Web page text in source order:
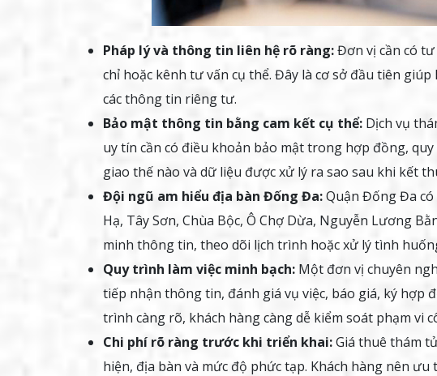
Pháp lý và thông tin liên hệ rõ ràng:Đơn vị cần có
chỉ hoặc kênh tư vấn cụ thể. Đây là cơ sở đầu tiên
các thông tin riêng tư.
Bảo mật thông tin bằng cam kết cụ thể: Dịch vụ
uy tín cần có điều khoản bảo mật trong hợp đồng,
giao thế nào và dữ liệu được xử lý ra sao sau khi kết
Đội ngũ am hiểu địa bàn Đống Đa:Quận Đống Đa
Hạ, Tây Sơn, Chùa Bộc, Ô Chợ Dừa, Nguyễn Lương
minh thông tin, theo dõi lịch trình hoặc xử lý tình
Quy trình làm việc minh bạch: Một đơn vị chuyên
tiếp nhận thông tin, đánh giá vụ việc, báo giá, ký hợp
trình càng rõ, khách hàng càng dễ kiểm soát phạm vi
Chi phí rõ ràng trước khi triển khai:Giá thuê thám
hiện, địa bàn và mức độ phức tạp. Khách hàng nên